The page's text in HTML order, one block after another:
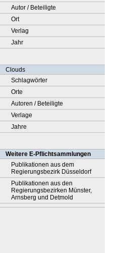
Autor / Beteiligte
Ort
Verlag
Jahr
Clouds
Schlagwörter
Orte
Autoren / Beteiligte
Verlage
Jahre
Weitere E-Pflichtsammlungen
Publikationen aus dem
Regierungsbezirk Düsseldorf
Publikationen aus den
Regierungsbezirken Münster,
Arnsberg und Detmold